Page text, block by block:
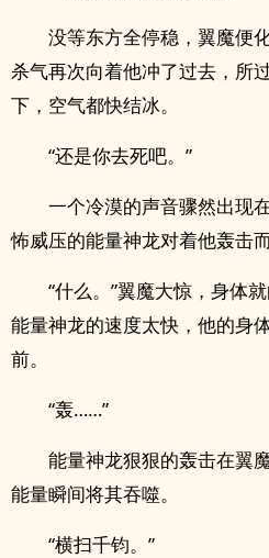
没等东方全停稳，翼魔便
杀气再次向着他冲了过去，所
下，空气都快结冰。
“还是你去死吧。”
一个冷漠的声音骤然出现
怖威压的能量神龙对着他轰击而
“什么。”翼魔大惊，身体
能量神龙的速度太快，他的身
前。
“轰……”
能量神龙狠狠的轰击在翼
能量瞬间将其吞噬。
“横扫千钧。”